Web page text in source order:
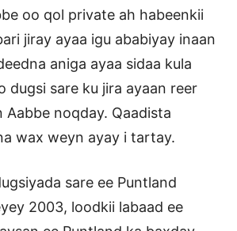
oo qol private ah habeenkii
jiray ayaa igu ababiyay inaan
aniga ayaa sidaa kula
dugsi sare ku jira ayaan reer
Aabbe noqday. Qaadista
wax weyn ayay i tartay.
sare ee Puntland
2003, loodkii labaad ee